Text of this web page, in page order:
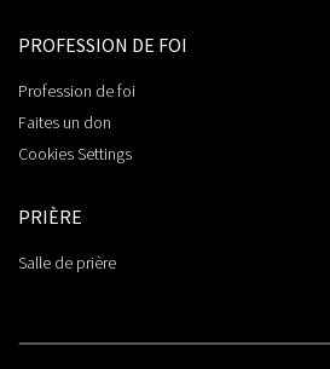
PROFESSION DE FOI
Profession de foi
Faites un don
Cookies Settings
PRIÈRE
Salle de prière